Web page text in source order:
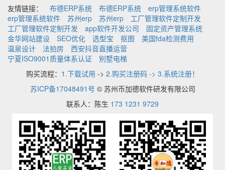
友情链接： 布德ERP系统 布德ERP系统
erp管理系统软件
erp管理系统软件
苏州erp 苏州erp
工厂管理软件定制开发
工厂管理软件定制开发
app软件开发公司
固定资产管理系统
金华网站建设
SEO优化 选型宝 抠图
美国fda检测费用
温泉设计
法拍房
西安抖音直播运营
宁夏ISO9001质量体系认证
别墅电梯
购买流程： 1.下载试用 -> 2.购买注册码 -> 3.系统注册！
苏ICP备17048491号 © 苏州币加德软件研发有限公司
联系人：陈生 173 1231 9729